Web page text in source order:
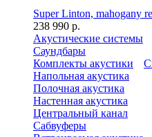
Super Linton, mahogany
238 990 р.
Акустические системы
Саундбары
Комплекты акустики
Напольная акустика
Полочная акустика
Настенная акустика
Центральный канал
Сабвуферы